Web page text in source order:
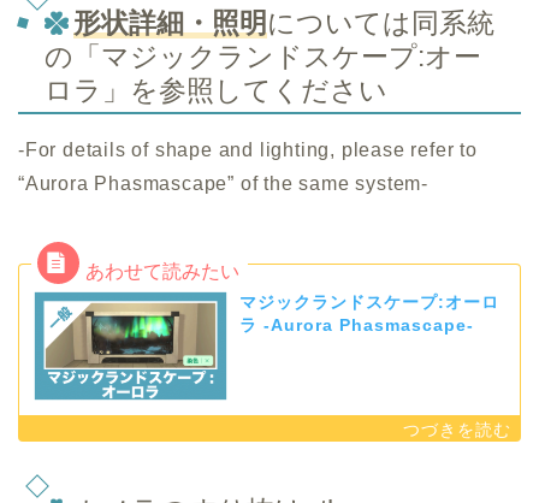
形状詳細・照明 については同系統
の「マジックランドスケープ:オー
ロラ」を参照してください
-For details of shape and lighting, please refer to
“Aurora Phasmascape” of the same system-
マジックランドスケープ:オーロ
ラ -Aurora Phasmascape-